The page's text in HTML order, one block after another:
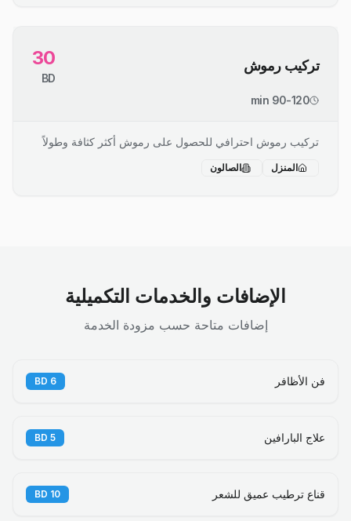
تركيب رموش 30
BD
90-120 min
تركيب رموش احترافي للحصول على رموش أكثر كثافة وطولاً
المنزل الصالون
الإضافات والخدمات التكميلية
إضافات متاحة حسب مزودة الخدمة
فن الأظافر 6
BD
علاج البارافين 5
BD
قناع ترطيب عميق للشعر 10
BD